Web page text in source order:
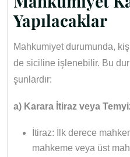
Yapılacaklar
Mahkumiyet durumunda,
de siciline işlenebilir. Bu
şunlardır:
a) Karara İtiraz veya
İtiraz: İlk derece
mahkeme veya üst